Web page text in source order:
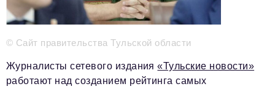
Информационный отдел
info@business-magazine.online
Отдел рекламы
Отдел распространения/редакционная подписка
podpiska@business-magazine.online
© Сайт правительства Тульской области
Журналисты сетевого издания«Тульские новости»
работают над созданием рейтинга самых